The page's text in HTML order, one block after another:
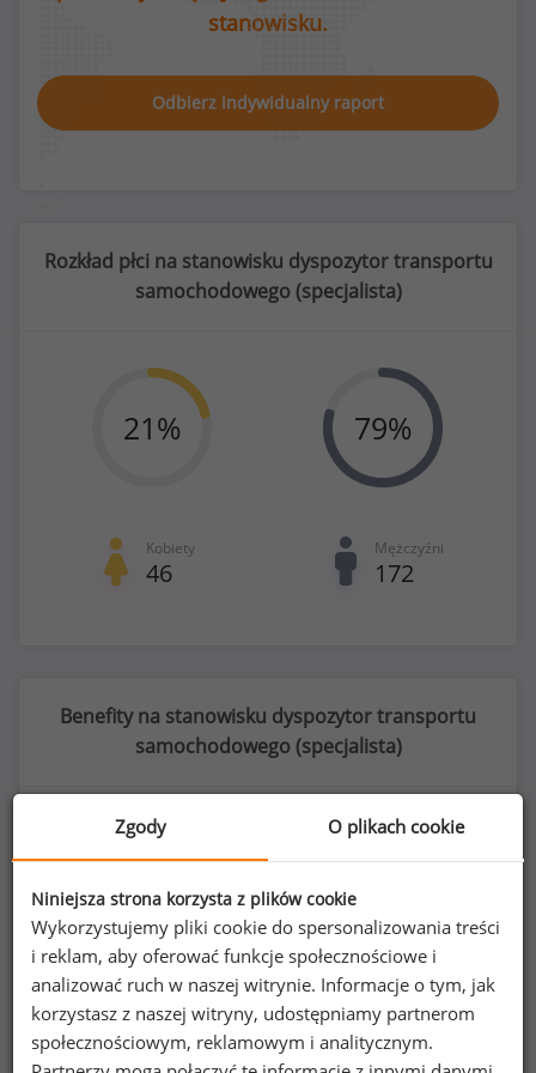
stanowisku.
Odbierz indywidualny raport
Rozkład płci na stanowisku dyspozytor transportu
samochodowego (specjalista)
21%
Kobiety
46
79%
Mężczyźni
172
Benefity na stanowisku dyspozytor transportu
samochodowego (specjalista)
34%
możliwość pracy zdalnej
Zgody O plikach cookie
Niniejsza strona korzysta z plików cookie
Wykorzystujemy pliki cookie do spersonalizowania treści
i reklam, aby oferować funkcje społecznościowe i
analizować ruch w naszej witrynie. Informacje o tym, jak
korzystasz z naszej witryny, udostępniamy partnerom
społecznościowym, reklamowym i analitycznym.